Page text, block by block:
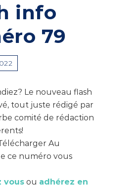
info
79
Le nouveau flash
tout juste rédigé par
comité de rédaction
Au
ce numéro vous
vous ou adhérez en